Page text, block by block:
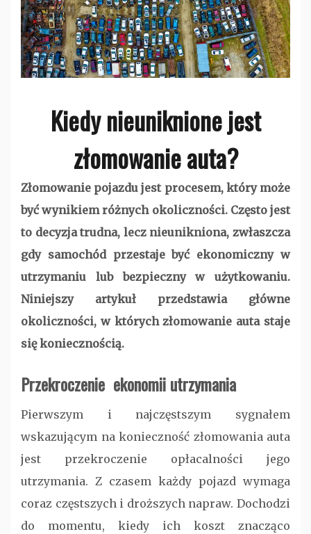
Kiedy nieuniknione jest
złomowanie auta?
Złomowanie pojazdu jest procesem, który może
być wynikiem różnych okoliczności. Często jest
to decyzja trudna, lecz nieunikniona, zwłaszcza
gdy samochód przestaje być ekonomiczny w
utrzymaniu lub bezpieczny w użytkowaniu.
Niniejszy artykuł przedstawia główne
okoliczności, w których złomowanie auta staje
się koniecznością.
Przekroczenie ekonomii utrzymania
Pierwszym i najczęstszym sygnałem
wskazującym na konieczność złomowania auta
jest przekroczenie opłacalności jego
utrzymania. Z czasem każdy pojazd wymaga
coraz częstszych i droższych napraw. Dochodzi
do momentu, kiedy ich koszt znacząco